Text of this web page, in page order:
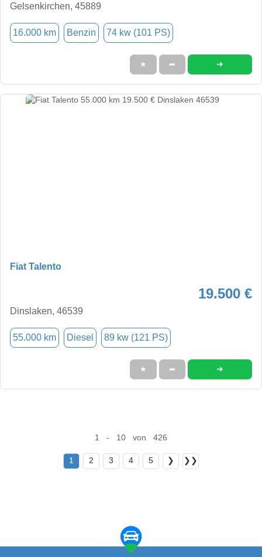
Gelsenkirchen, 45889
16.000 km Benzin 74 kw (101 PS)
★ ➦ ➜
Fiat Talento
19.500 €
Dinslaken, 46539
55.000 km Diesel 89 kw (121 PS)
★ ➦ ➜
1 - 10 von 426
1 2 3 4 5 ❯ ❯❯